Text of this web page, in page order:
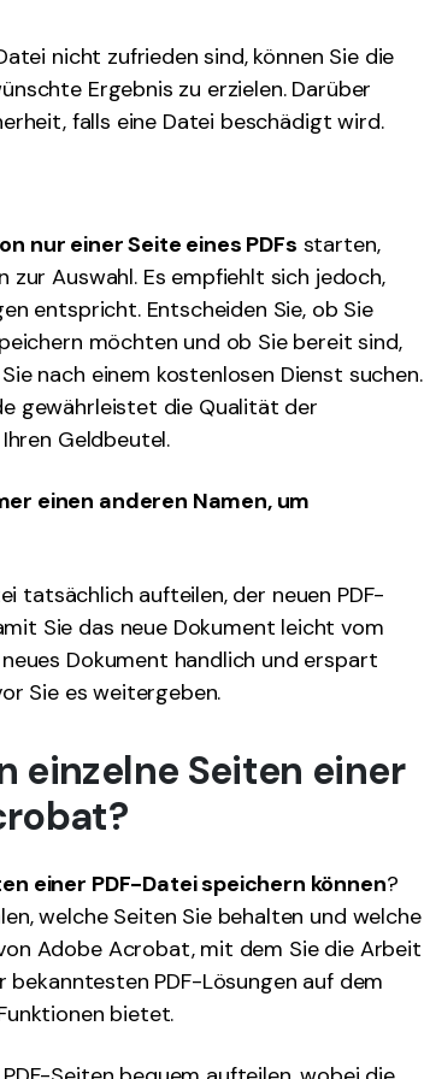
nicht zufrieden sind, können Sie die
Ergebnis zu erzielen. Darüber
falls eine Datei beschädigt wird.
nur einer Seite eines PDFs starten,
Auswahl. Es empfiehlt sich jedoch,
entspricht. Entscheiden Sie, ob Sie
möchten und ob Sie bereit sind,
nach einem kostenlosen Dienst suchen.
gewährleistet die Qualität der
Geldbeutel.
einen anderen Namen, um
tatsächlich aufteilen, der neuen PDF-
Sie das neue Dokument leicht vom
Dokument handlich und erspart
Sie es weitergeben.
einzelne Seiten einer
einer PDF-Datei speichern können?
welche Seiten Sie behalten und welche
Adobe Acrobat, mit dem Sie die Arbeit
bekanntesten PDF-Lösungen auf dem
bietet.